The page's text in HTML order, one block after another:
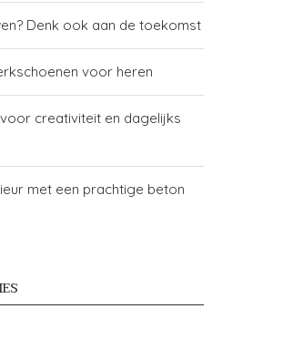
Denk ook aan de toekomst
voor heren
voor creativiteit en dagelijks
met een prachtige beton